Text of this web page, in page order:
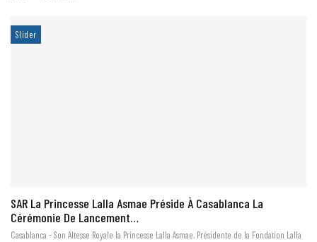
Slider
SAR La Princesse Lalla Asmae Préside À Casablanca La
Cérémonie De Lancement…
Casablanca - Son Altesse Royale la Princesse Lalla Asmae, Présidente de la Fondation Lalla